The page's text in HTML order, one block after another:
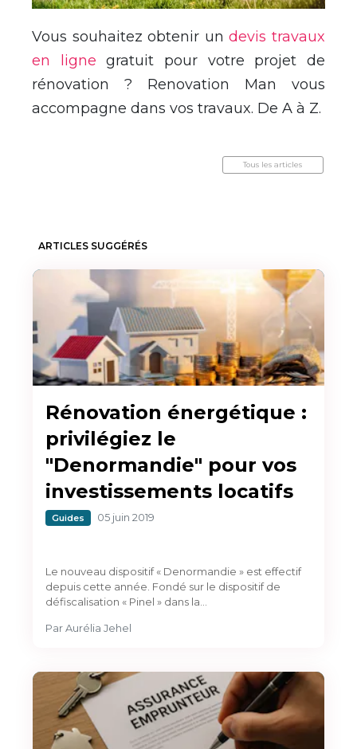
Vous souhaitez obtenir undevis travaux
en ligne gratuit pour votre projet de
rénovation ? Renovation Man vous
accompagne dans vos travaux. De A à Z.
Tous les articles
ARTICLES SUGGÉRÉS
Rénovation énergétique :
privilégiez le
"Denormandie" pour vos
investissements locatifs
Guides 05 juin 2019
Le nouveau dispositif « Denormandie » est effectif
depuis cette année. Fondé sur le dispositif de
défiscalisation « Pinel » dans la…
Par Aurélia Jehel